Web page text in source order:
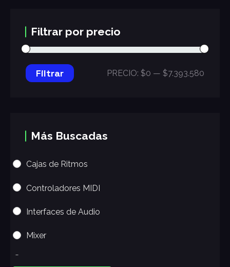
Filtrar por precio
Filtrar PRECIO: $0 — $7.393.580
Más Buscadas
Cajas de Ritmos
Controladores MIDI
Interfaces de Audio
Mixer